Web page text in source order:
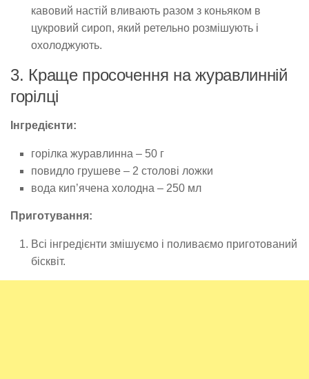
кавовий настій вливають разом з коньяком в
цукровий сироп, який ретельно розмішують і
охолоджують.
3. Краще просочення на журавлинній
горілці
Інгредієнти:
горілка журавлинна – 50 г
повидло грушеве – 2 столові ложки
вода кип’ячена холодна – 250 мл
Приготування:
Всі інгредієнти змішуємо і поливаємо приготований
бісквіт.